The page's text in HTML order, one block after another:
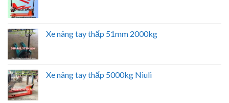
Xe nâng tay thấp 51mm 2000kg
Xe nâng tay thấp 5000kg Niuli